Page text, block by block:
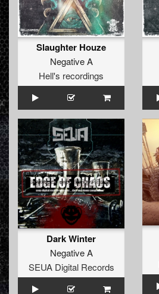
Slaughter Houze
Negative A
Hell's recordings
Dark Winter
Negative A
SEUA Digital Records